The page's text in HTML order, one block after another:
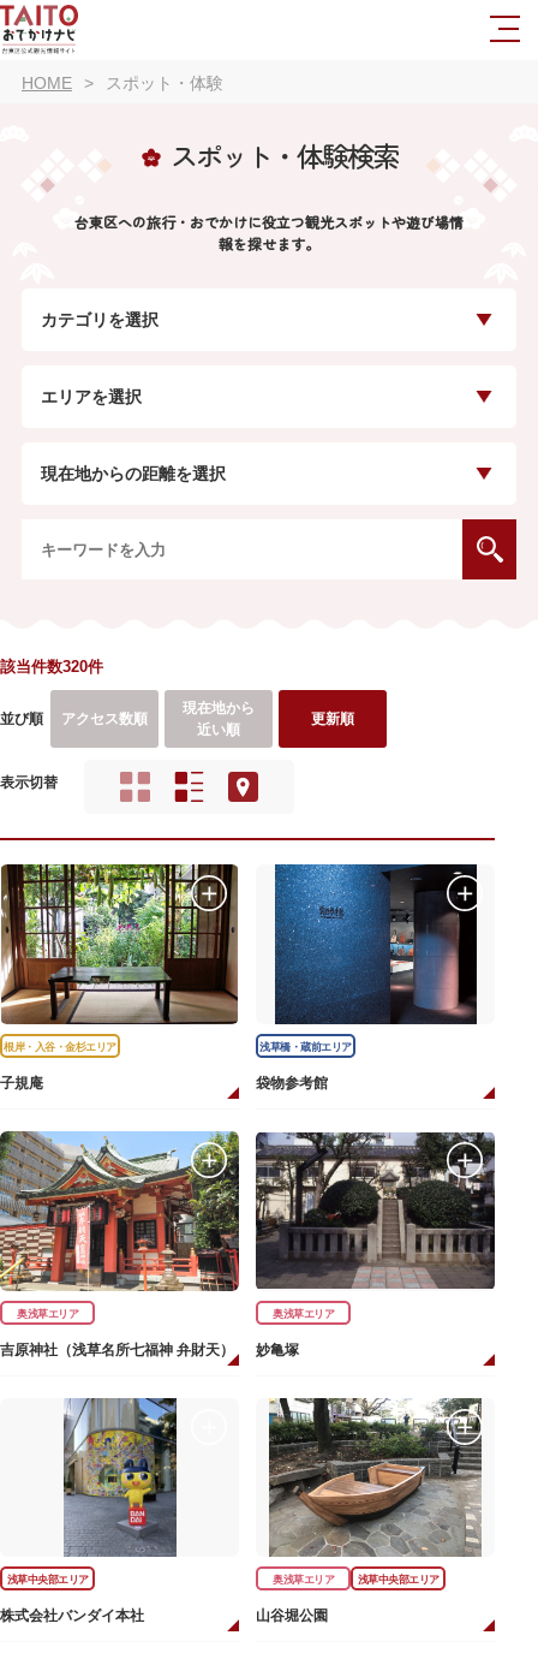
HOME スポット・体験
スポット・体験検索
台東区への旅行・おでかけに役立つ観光スポットや遊び場情
報を探せます。
カテゴリを選択
エリアを選択
現在地からの距離を選択
該当件数320件
並び順 アクセス数順
現在地から
近い順
更新順
表示切替
根岸・入谷・金杉エリア
子規庵
浅草橋・蔵前エリア
袋物参考館
奥浅草エリア
吉原神社（浅草名所七福神 弁財天）
奥浅草エリア
妙亀塚
浅草中央部エリア
株式会社バンダイ本社
奥浅草エリア 浅草中央部エリア
山谷堀公園